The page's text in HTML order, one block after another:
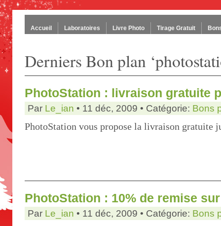
Accueil Laboratoires Livre Photo Tirage Gratuit
Derniers Bon plan
PhotoStation : livraison gratuite
Par Le_ian • 11 déc, 2009 • Catégorie: Bons
PhotoStation vous propose la livraison gratuite
PhotoStation : 10% de remise
Par Le_ian • 11 déc, 2009 • Catégorie: Bons